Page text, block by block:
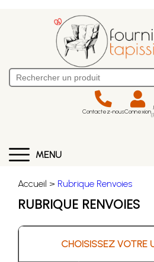
Contactez-nousConnexion
MENU
Accueil > Rubrique Renvoies
RUBRIQUE RENVOIES
CHOISISSEZ VOTRE